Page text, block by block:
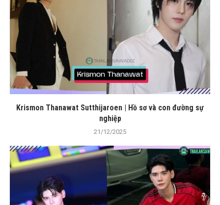
Krismon Thanawat Sutthijaroen | Hồ sơ và con đường sự
nghiệp
21/12/2025